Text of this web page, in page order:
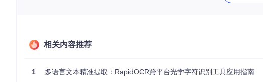
# 创建虚拟环境
# 安装核心包
相关内容推荐
1 多语言文本精准提取：RapidOCR跨平台光学字符识别工具应用指南